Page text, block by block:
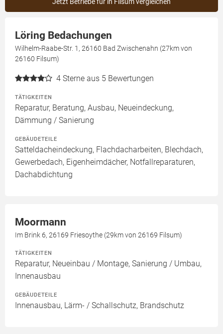
Löring Bedachungen
Wilhelm-Raabe-Str. 1, 26160 Bad Zwischenahn (27km von
26160 Filsum)
4 Sterne aus 5 Bewertungen
TÄTIGKEITEN
Reparatur, Beratung, Ausbau, Neueindeckung,
Dämmung / Sanierung
GEBÄUDETEILE
Satteldacheindeckung, Flachdacharbeiten, Blechdach,
Gewerbedach, Eigenheimdächer, Notfallreparaturen,
Dachabdichtung
Moormann
Im Brink 6, 26169 Friesoythe (29km von 26169 Filsum)
TÄTIGKEITEN
Reparatur, Neueinbau / Montage, Sanierung / Umbau,
Innenausbau
GEBÄUDETEILE
Innenausbau, Lärm- / Schallschutz, Brandschutz